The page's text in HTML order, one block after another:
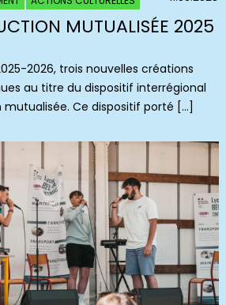
MUTUALISÉE 2025
2026, trois nouvelles créations
au titre du dispositif interrégional
Ce dispositif porté […]